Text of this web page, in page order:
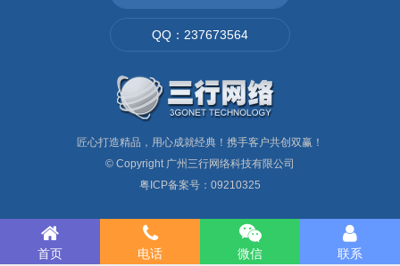
QQ：237673564
匠心打造精品，用心成就经典！携手客户共创双赢！
© Copyright 广州三行网络科技有限公司
粤ICP备案号：09210325
首页 电话 微信 联系